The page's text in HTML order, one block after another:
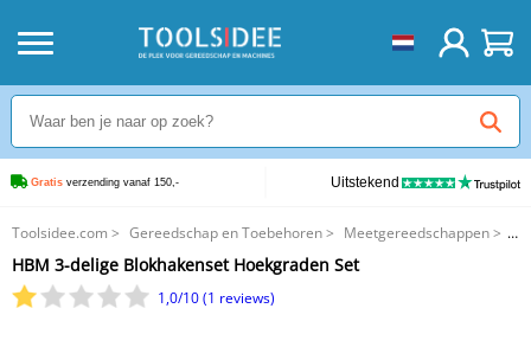
Gratis verzending vanaf 150,- Uitstekend
Toolsidee.com > Gereedschap en Toebehoren> Meetgereedschappen>
HBM 3-delige Blokhakenset Hoekgraden Set
HBM 3-delige Blokhakenset Hoekgraden Set
1,0/10 (1 reviews)